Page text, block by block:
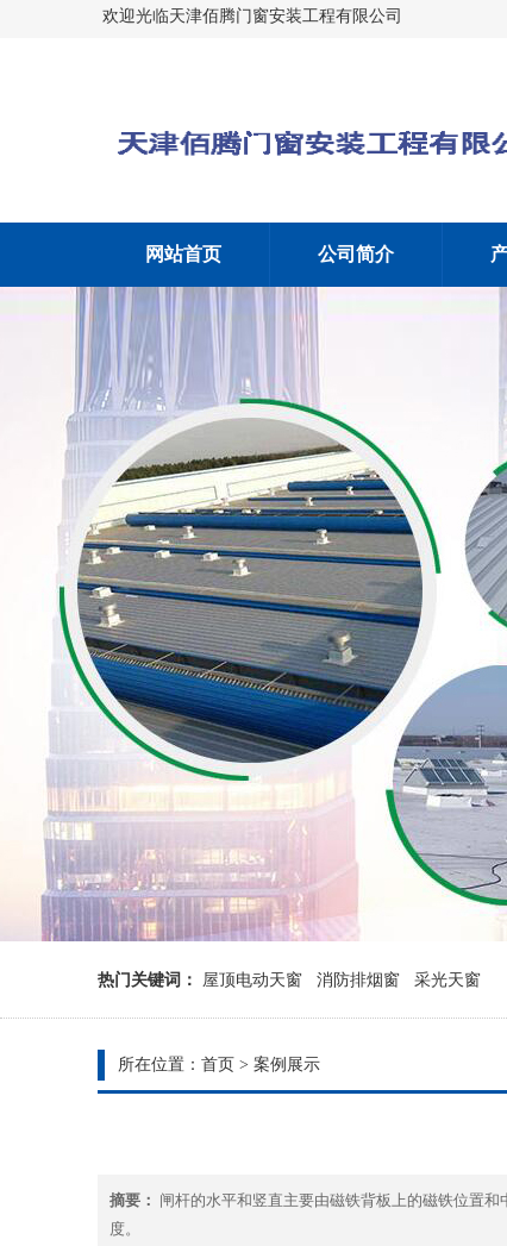
欢迎光临天津佰腾门窗安装工程有限公司
网站首页 公司简介
热门关键词： 屋顶电动天窗 消防排烟窗 采光天窗
所在位置： 首页 > 案例展示
摘要： 闸杆的水平和竖直主要由磁铁背板上的磁铁位置
度。